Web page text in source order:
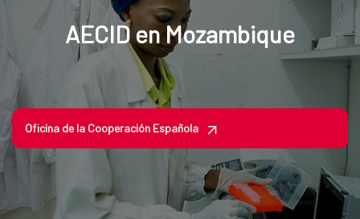
AECID en Mozambique
Oficina de la Cooperación Española